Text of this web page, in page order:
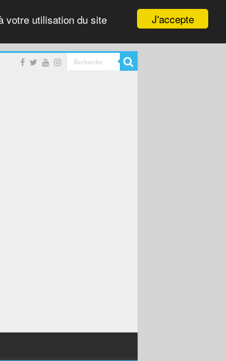
J'accepte
votre utilisation du site